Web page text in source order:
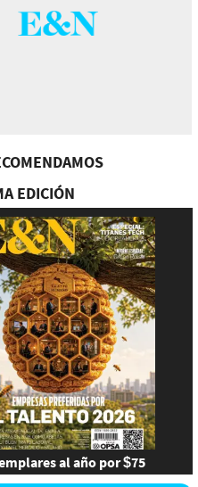
EDICIÓN
al año por $75